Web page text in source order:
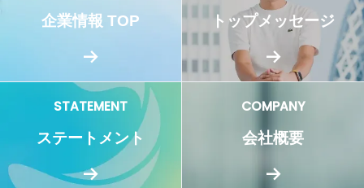
企業情報 TOP
トップメッセージ
STATEMENT
ステートメント
COMPANY
会社概要